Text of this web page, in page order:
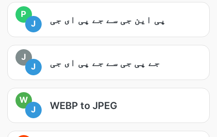
P
J
پی این جی سے جے پی ای جی
J
J
جے پی جی سے جے پی ای جی
W
J
WEBP to JPEG